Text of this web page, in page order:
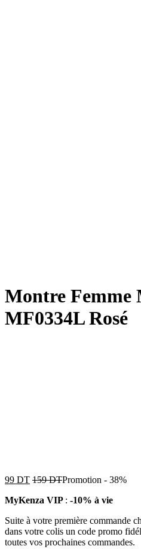
Montre Femme
MF0334L Rosé
99 DT 159DTPromotion - 38%
MyKenza VIP : -10% à vie
Suite à votre première commande
dans votre colis un code promo
toutes vos prochaines commandes.